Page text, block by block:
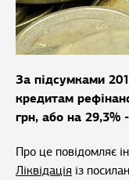
За підсумками
кредитам
грн, або на 29,3%
Про це повідомляє
Ліквідація із